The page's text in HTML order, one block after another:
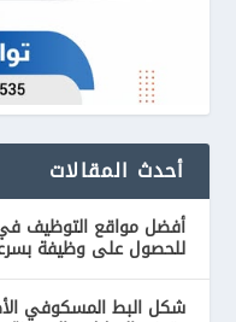
أحدث المقالات
أفضل مواقع التوظيف
للحصول على وظيفة
شكل البط المسكوفي